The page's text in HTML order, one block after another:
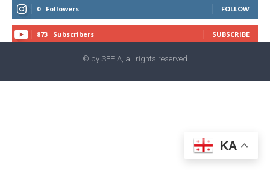
0 Followers FOLLOW
873 Subscribers SUBSCRIBE
© by SEPIA, all rights reserved
KA